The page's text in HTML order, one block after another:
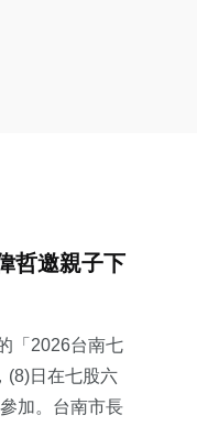
哲邀親子下
「2026台南七
(8)日在七股六
加。台南市長